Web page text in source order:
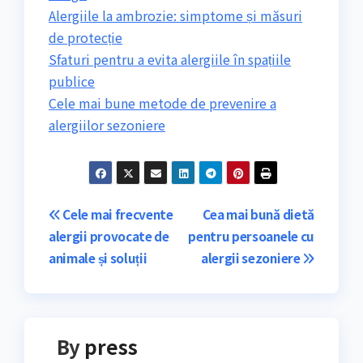
Alergiile la ambrozie: simptome și măsuri
de protecție
Sfaturi pentru a evita alergiile în spațiile
publice
Cele mai bune metode de prevenire a
alergiilor sezoniere
Navigare
în
Cea mai bună dietă
pentru persoanele cu
alergii sezoniere
Cele mai frecvente
alergii provocate de
animale și soluții
By press